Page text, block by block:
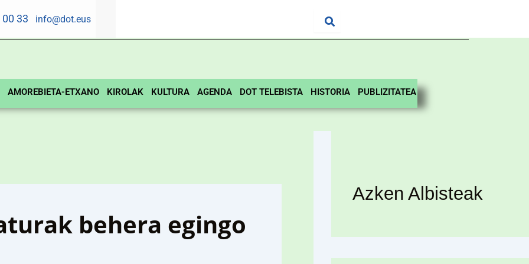
00 33 info@dot.eus
AMOREBIETA-ETXANO KIROLAK KULTURA AGENDA DOT TELEBISTA HISTORIA PUBLIZITATEA
behera egingo
Azken Albisteak